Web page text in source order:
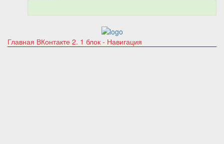
Главная ВКонтакте 2. 1 блок - Навигация